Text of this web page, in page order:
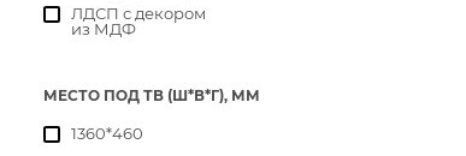
ЛДСП с декором
из МДФ
МЕСТО ПОД ТВ (Ш*В*Г), ММ
1360*460